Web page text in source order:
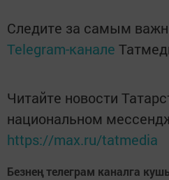
Следите за самым
Telegram-канале
Читайте новости
национальном
https://max.ru/tatmedia
Безнең телеграм каналга